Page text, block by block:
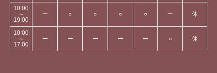
10:00
～
19:00
ー ○ ○ ○ ○ ー 休
10:00
～
17:00
ー ー ー ー ー ○ 休